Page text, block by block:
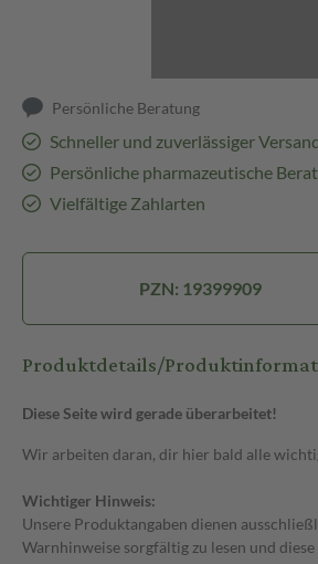
Persönliche Beratung
Schneller und zuverlässiger
Persönliche pharmazeutische
Vielfältige Zahlarten
PZN: 19399909
Produktdetails/
Diese Seite wird gerade überarbeitet!
Wir arbeiten daran, dir hier bald alle
Wichtiger Hinweis:
Unsere Produktangaben dienen
Warnhinweise sorgfältig zu lesen und